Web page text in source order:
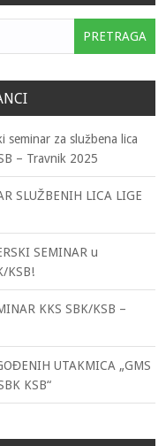
seminar za službena lica
– Travnik 2025
SLUŽBENIH LICA LIGE
SEMINAR u
KSB!
KKS SBK/KSB –
UTAKMICA „GMS
KSB“